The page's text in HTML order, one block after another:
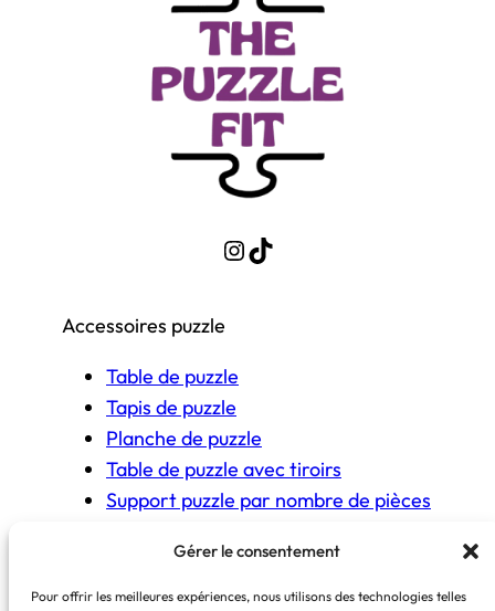
Gérer le consentement
Pour offrir les meilleures expériences, nous utilisons des technologies telles
InstagramTikTok
Accessoires puzzle
Table de puzzle
Tapis de puzzle
Planche de puzzle
Table de puzzle avec tiroirs
Support puzzle par nombre de pièces
COPYRIGHT © The Puzzle Fit 2026